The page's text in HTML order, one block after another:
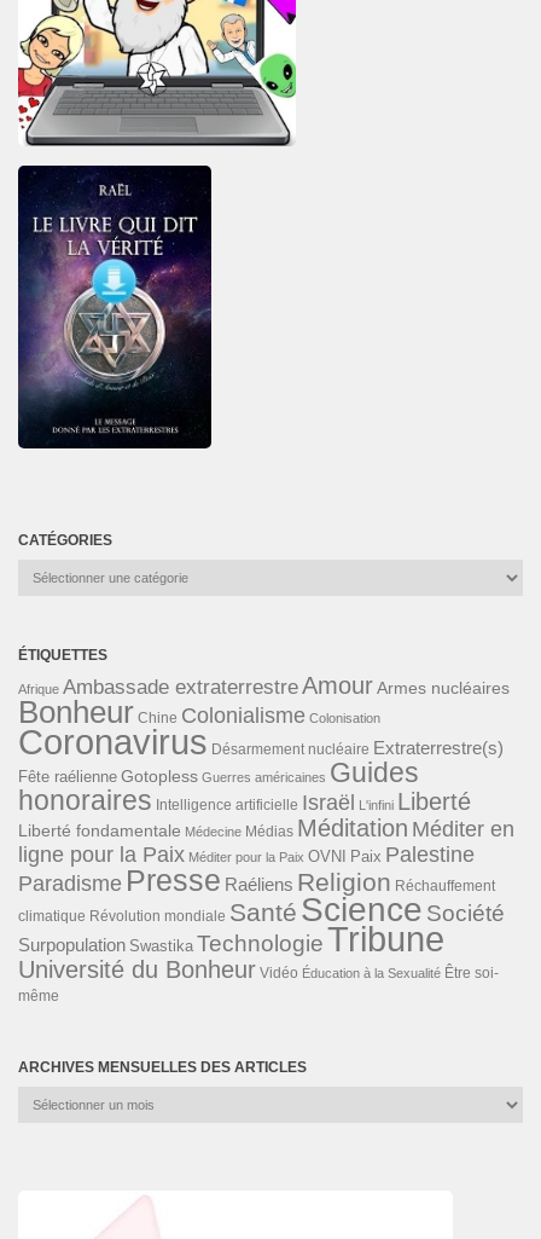
CATÉGORIES
Catégories
ÉTIQUETTES
Afrique Ambassade extraterrestreAmourArmes nucléaires
Bonheur Chine Colonialisme Colonisation
Coronavirus Désarmement nucléaire Extraterrestre(s)
Fête raélienne Gotopless Guerres américaines Guides
honoraires Intelligence artificielle Israël L'infini Liberté
Liberté fondamentale Médecine Médias Méditation Méditer en
ligne pour la Paix Méditer pour la Paix OVNI Paix Palestine
Paradisme Presse Raéliens Religion Réchauffement
climatique Révolution mondiale Santé Science Société
Surpopulation Swastika TechnologieTribune
Université du Bonheur Vidéo Éducation à la Sexualité Être soi-
même
ARCHIVES MENSUELLES DES ARTICLES
Archives